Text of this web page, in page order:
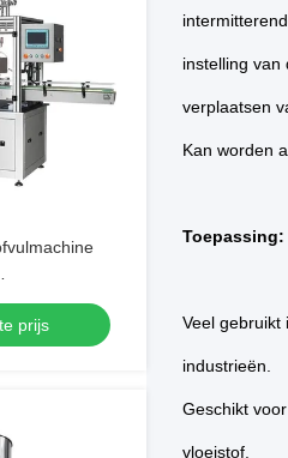
en
prijs
instelling van
verplaatsen
Kan worden
Toepassing:
Veel gebruikt
industrieën.
Geschikt
vloeistof.